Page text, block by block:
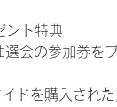
ント特典
会の参加券を
ドを購入され